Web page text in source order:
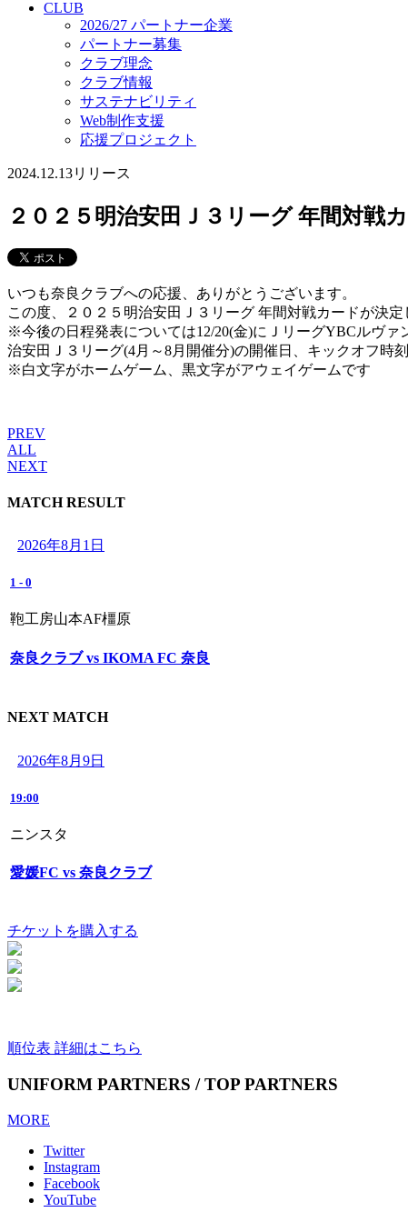
CLUB
2026/27 パートナー企業
パートナー募集
クラブ理念
クラブ情報
サステナビリティ
Web制作支援
応援プロジェクト
2024.12.13リリース
２０２５明治安田Ｊ３リーグ 年間対戦
いつも奈良クラブへの応援、ありがとうございます。
この度、２０２５明治安田Ｊ３リーグ 年間対戦カードが決定
※今後の日程発表については12/20(金)にＪリーグYBCルヴァ
治安田Ｊ３リーグ(4月～8月開催分)の開催日、キックオフ時
※白文字がホームゲーム、黒文字がアウェイゲームです
PREV
ALL
NEXT
MATCH RESULT
2026年8月1日
1 - 0
鞄工房山本AF橿原
奈良クラブ vs IKOMA FC 奈良
NEXT MATCH
2026年8月9日
19:00
ニンスタ
愛媛FC vs 奈良クラブ
チケットを購入する
順位表 詳細はこちら
UNIFORM PARTNERS / TOP PARTNERS
MORE
Twitter
Instagram
Facebook
YouTube